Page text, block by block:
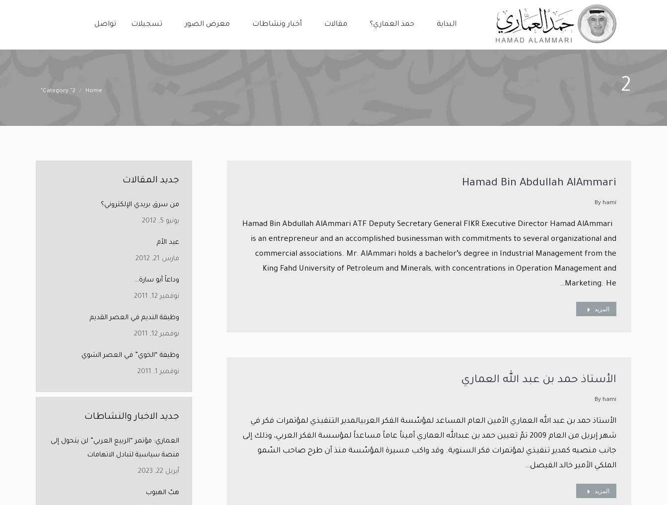
البداية حمد العماري؟ مقالات أخبار ونشاطات معرض الصور تسجيلات تواصل
2
Home
Category "2"
Hamad Bin Abdullah AlAmmari
By hami
Hamad Bin Abdullah AlAmmari ATF Deputy Secretary General FIKR Executive Director Hamad AlAmmari
is an entrepreneur and an accomplished businessman with commitments to several organizational and
commercial associations. Mr. AlAmmari holds a bachelor’s degree in Industrial Management from the
King Fahd University of Petroleum and Minerals, with concentrations in Operation Management and
Marketing. He…
المزيد
الأستاذ حمد بن عبد الله العماري
By hami
الأستاذ حمد بن عبد الله العماري الأمين العام المساعد لمؤسّسة الفكر العربيالمدير التنفيذي لمؤتمرات فكر في
شهر إبريل من العام 2009 تمّ تعيين حمد بن عبدالله العماري أميناً عاماً مساعداً لمؤسسة الفكر العربي، وذلك إلى
جانب منصبه كمدير تنفيذي لمؤتمرات فكر السنوية. وقد واكب مسيرة المؤسّسة منذ أن طرح صاحب السّمو
الملكي الأمير خالد الفيصل…
المزيد
جديد المقالات
من سرق بريدي الإلكتروني؟
يونيو 5, 2012
عيد الأم
مارس 21, 2012
وداعاً أبو سارة…
نوفمبر 12, 2011
وظيفة النديم في العصر القديم
نوفمبر 12, 2011
وظيفة “الخوي” في العصر السَوي
نوفمبر 1, 2011
جديد الاخبار والنشاطات
العماري: مؤتمر “الربيع العربي” لن يتحول إلى
منصة سياسية لتبادل الاتهامات
أبريل 22, 2023
هبّ الهبوب
البداية حمد العماري؟ مقالات أخبار ونشاطات معرض الصور تسجيلات تواصل